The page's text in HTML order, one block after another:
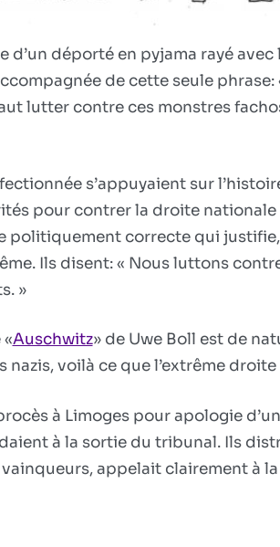
d’un déporté en pyjama rayé
de cette seule
lutter contre ces monstres
s’appuyaient sur
pour contrer la droite
politiquement correcte qui
Ils disent: « Nous luttons
»
Auschwitz» de Uwe Boll est de
nazis, voilà ce que l’extrême
à Limoges pour apologie
à la sortie du tribunal. Ils
appelait clairement à